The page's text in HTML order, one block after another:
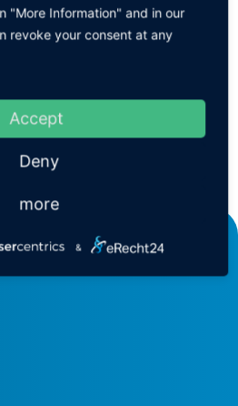
"More Information" and in our
revoke your consent at any
Accept
Deny
more
&